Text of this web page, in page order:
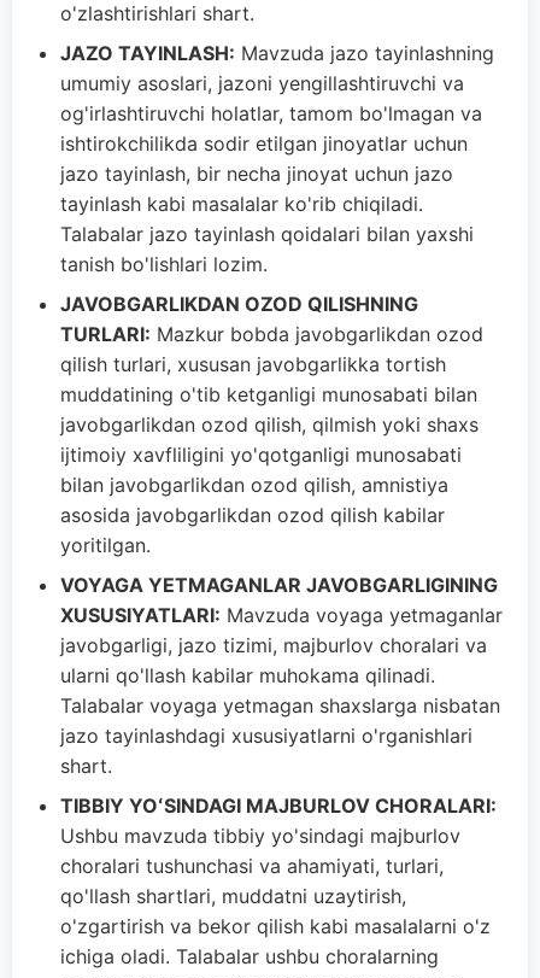
o'zlashtirishlari shart.
JAZO TAYINLASH: Mavzuda jazo tayinlashning
umumiy asoslari, jazoni yengillashtiruvchi va
og'irlashtiruvchi holatlar, tamom bo'lmagan va
ishtirokchilikda sodir etilgan jinoyatlar uchun
jazo tayinlash, bir necha jinoyat uchun jazo
tayinlash kabi masalalar ko'rib chiqiladi.
Talabalar jazo tayinlash qoidalari bilan yaxshi
tanish bo'lishlari lozim.
JAVOBGARLIKDAN OZOD QILISHNING
TURLARI: Mazkur bobda javobgarlikdan ozod
qilish turlari, xususan javobgarlikka tortish
muddatining o'tib ketganligi munosabati bilan
javobgarlikdan ozod qilish, qilmish yoki shaxs
ijtimoiy xavfliligini yo'qotganligi munosabati
bilan javobgarlikdan ozod qilish, amnistiya
asosida javobgarlikdan ozod qilish kabilar
yoritilgan.
VOYAGA YETMAGANLAR JAVOBGARLIGINING
XUSUSIYATLARI: Mavzuda voyaga yetmaganlar
javobgarligi, jazo tizimi, majburlov choralari va
ularni qo'llash kabilar muhokama qilinadi.
Talabalar voyaga yetmagan shaxslarga nisbatan
jazo tayinlashdagi xususiyatlarni o'rganishlari
shart.
TIBBIY YOʻSINDAGI MAJBURLOV CHORALARI:
Ushbu mavzuda tibbiy yo'sindagi majburlov
choralari tushunchasi va ahamiyati, turlari,
qo'llash shartlari, muddatni uzaytirish,
o'zgartirish va bekor qilish kabi masalalarni o'z
ichiga oladi. Talabalar ushbu choralarning